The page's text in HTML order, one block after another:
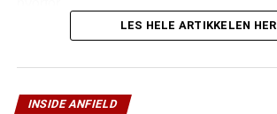
LES HELE ARTIKKELEN HER
INSIDE ANFIELD